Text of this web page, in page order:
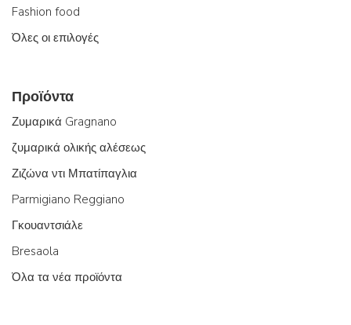
Fashion food
Όλες οι επιλογές
Προϊόντα
Ζυμαρικά Gragnano
ζυμαρικά ολικής αλέσεως
Ζιζώνα ντι Μπατίπαγλια
Parmigiano Reggiano
Γκουαντσιάλε
Bresaola
Όλα τα νέα προϊόντα